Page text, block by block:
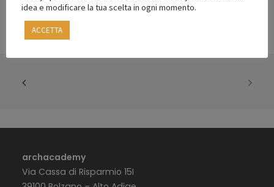
archacademy
Via Cassa di Risparmio 15I
idea e modificare la tua scelta in ogni momento.
ACCETTA